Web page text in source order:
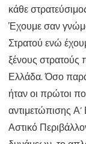
κάθε
Έχουμε σαν
Στρατού ενώ
ξένους στρατούς
Ελλάδα. Όσο
ήταν οι πρώτοι
αντιμετώπισης
Αστικό